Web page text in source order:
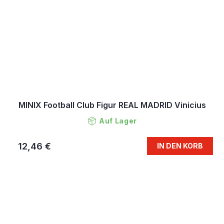
MINIX Football Club Figur REAL MADRID Vinicius
Auf Lager
12,46 € IN DEN KORB